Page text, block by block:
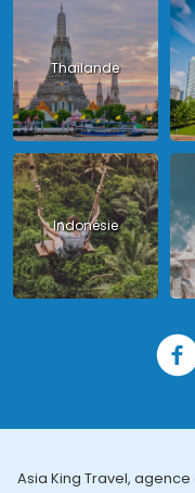
Thailande
Indonésie
Asia King Travel,